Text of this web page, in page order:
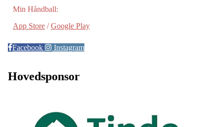
Min Håndball:
App Store /Google Play
Facebook Instagram
Hovedsponsor